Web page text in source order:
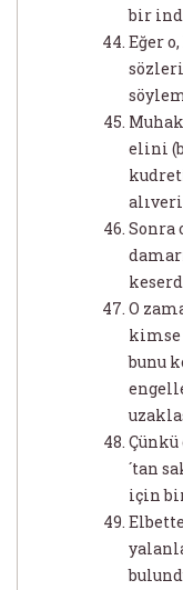
bir
Eğer
elini
Sonra
O
kimse
bunu
Çünkü
´tan
için